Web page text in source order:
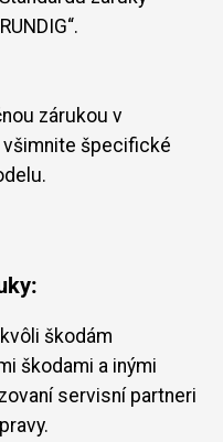
zárukou v
špecifické
škodám
škodami a inými
servisní partneri